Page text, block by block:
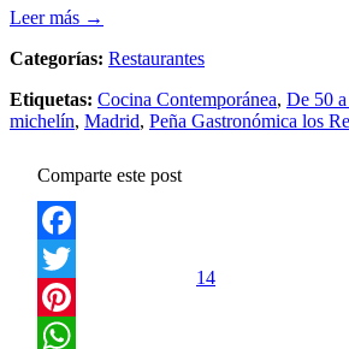
Leer más →
Categorías: Restaurantes
Etiquetas: Cocina Contemporánea, De 50
michelín, Madrid, Peña Gastronómica los
Comparte este post
Facebook
Twitter
Pinterest
14